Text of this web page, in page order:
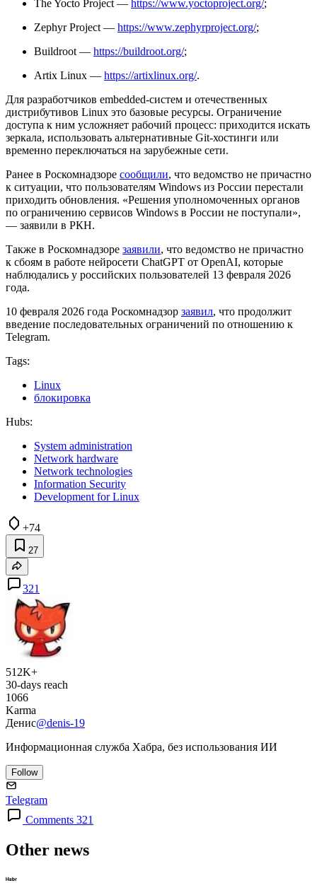
The Yocto Project — https://www.yoctoproject.org/;
Zephyr Project — https://www.zephyrproject.org/;
Buildroot — https://buildroot.org/;
Artix Linux — https://artixlinux.org/.
Для разработчиков embedded-систем и отечественных
дистрибутивов Linux это базовые ресурсы. Ограничение
доступа к ним усложняет рабочий процесс: приходится искать
зеркала, использовать альтернативные Git-хостинги или
временно переключаться на зарубежные сети.
Ранее в Роскомнадзоре сообщили, что ведомство не причастно
к ситуации, что пользователям Windows из России перестали
приходить обновления. «Решения уполномоченных органов
по ограничению сервисов Windows в России не поступали»,
— заявили в РКН.
Также в Роскомнадзоре заявили, что ведомство не причастно
к сбоям в работе нейросети ChatGPT от OpenAI, которые
наблюдались у российских пользователей 13 февраля 2026
года.
10 февраля 2026 года Роскомнадзор заявил, что продолжит
введение последовательных ограничений по отношению к
Telegram.
Tags:
Linux
блокировка
Hubs:
System administration
Network hardware
Network technologies
Information Security
Development for Linux
+74
27
321
512K+
30-days reach
1066
Karma
Денис@denis-19
Информационная служба Хабра, без использования ИИ
Follow
Telegram
Comments 321
Other news